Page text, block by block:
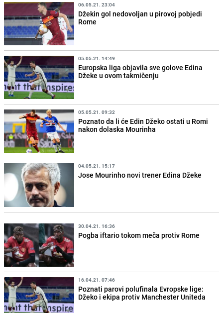
06.05.21. 23:04
Džekin gol nedovoljan u pirovoj pobjedi
Rome
05.05.21. 14:49
Europska liga objavila sve golove Edina
Džeke u ovom takmičenju
05.05.21. 09:32
Poznato da li će Edin Džeko ostati u Romi
nakon dolaska Mourinha
04.05.21. 15:17
Jose Mourinho novi trener Edina Džeke
30.04.21. 16:36
Pogba iftario tokom meča protiv Rome
16.04.21. 07:46
Poznati parovi polufinala Evropske lige:
Džeko i ekipa protiv Manchester Uniteda